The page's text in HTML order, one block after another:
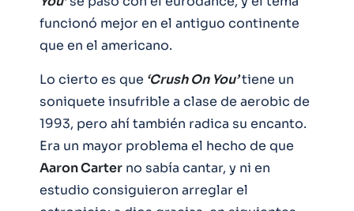
funcionó mejor en el antiguo continente
que en el americano.
Lo cierto es que ‘Crush On You’tiene un
soniquete insufrible a clase de aerobic de
1993, pero ahí también radica su encanto.
Era un mayor problema el hecho de que
Aaron Carter no sabía cantar, y ni en
estudio consiguieron arreglar el